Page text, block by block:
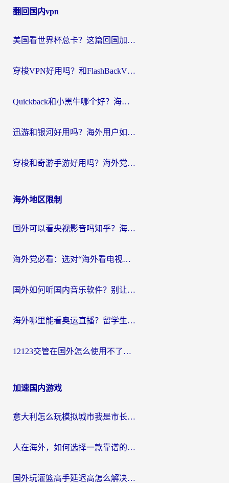
导
翻回国内vpn
美国看世界杯总卡？这篇回国加速器指南帮你无缝刷国内资源（附苹果手机VPN设置步骤）
穿梭VPN好用吗？和FlashBackVPN对比哪个回国效果更好？
Quickback和小黑牛哪个好？海外党亲测指南，选对回国加速器秒回国内
迅游和银河好用吗？海外用户如何选择回国加速器实现无缝访问国内资源
穿梭和奇游手游好用吗？海外党亲测3款回国加速器，附蜜蜂加速器七天试用攻略
海外地区限制
国外可以看央视影音吗知乎？海外党亲测有效的回国加速方案
海外党必看：选对“海外看电视剧软件”，再也不用愁国内剧刷不了
国外如何听国内音乐软件？别让地域限制，断了你的中文歌单
海外哪里能看奥运直播？留学生&海外华人必看的体育赛事观赛终极指南
12123交管在国外怎么使用不了？海外华人必看的无缝访问国内资源指南
加速国内游戏
意大利怎么玩模拟城市我是市长？海外党国服游戏加速终极攻略（附三国3量子特攻解决办法）
人在海外，如何选择一款靠谱的玩剑灵2加速器？
国外玩灌篮高手延迟高怎么解决？海外玩家国服游戏加速终极指南